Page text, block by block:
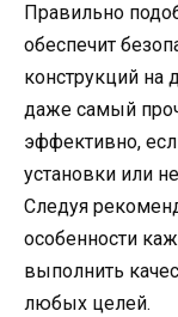
Правильно
обеспечит
конструкций на
даже самый
эффективно,
установки или
Следуя
особенности
выполнить
любых целей.